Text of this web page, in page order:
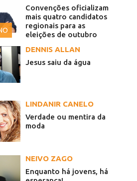
Convenções oficializam
mais quatro candidatos
regionais para as
eleições de outubro
DENNIS ALLAN
Jesus saiu da água
LINDANIR CANELO
Verdade ou mentira da
moda
NEIVO ZAGO
Enquanto há jovens, há